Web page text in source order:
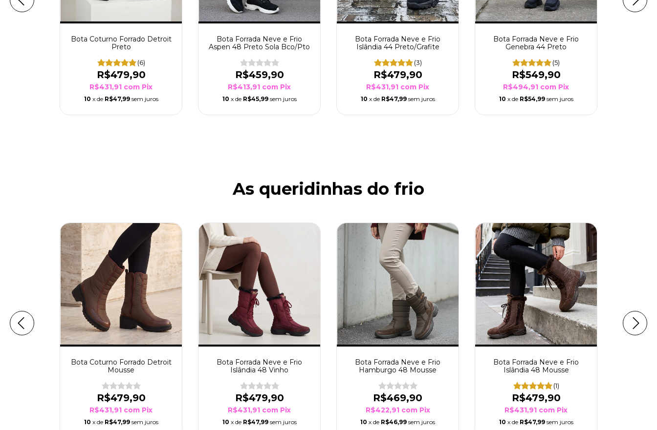
Bota Coturno Forrado Detroit
Preto
(6)
R$479,90
R$431,91 com Pix
10 x de R$47,99 sem juros
Bota Forrada Neve e Frio
Aspen 48 Preto Sola Bco/Pto
R$459,90
R$413,91 com Pix
10 x de R$45,99 sem juros
Bota Forrada Neve e Frio
Islândia 44 Preto/Grafite
(3)
R$479,90
R$431,91 com Pix
10 x de R$47,99 sem juros
Bota Forrada Neve e Frio
Genebra 44 Preto
(5)
R$549,90
R$494,91 com Pix
10 x de R$54,99 sem juros
As queridinhas do frio
Bota Coturno Forrado Detroit
Mousse
R$479,90
R$431,91 com Pix
10 x de R$47,99 sem juros
Bota Forrada Neve e Frio
Islândia 48 Vinho
R$479,90
R$431,91 com Pix
10 x de R$47,99 sem juros
Bota Forrada Neve e Frio
Hamburgo 48 Mousse
R$469,90
R$422,91 com Pix
10 x de R$46,99 sem juros
Bota Forrada Neve e Frio
Islândia 48 Mousse
(1)
R$479,90
R$431,91 com Pix
10 x de R$47,99 sem juros